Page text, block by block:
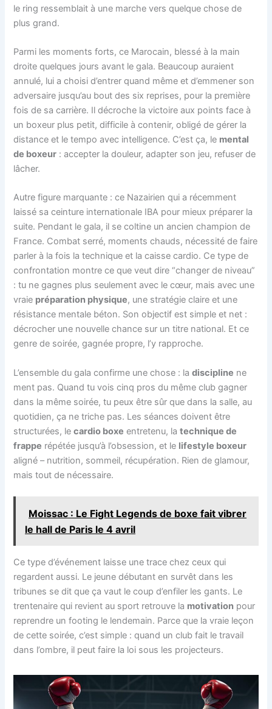
le ring ressemblait à une marche vers quelque chose de
plus grand.
Parmi les moments forts, ce Marocain, blessé à la main
droite quelques jours avant le gala. Beaucoup auraient
annulé, lui a choisi d’entrer quand même et d’emmener son
adversaire jusqu’au bout des six reprises, pour la première
fois de sa carrière. Il décroche la victoire aux points face à
un boxeur plus petit, difficile à contenir, obligé de gérer la
distance et le tempo avec intelligence. C’est ça, le mental
de boxeur : accepter la douleur, adapter son jeu, refuser de
lâcher.
Autre figure marquante : ce Nazairien qui a récemment
laissé sa ceinture internationale IBA pour mieux préparer la
suite. Pendant le gala, il se coltine un ancien champion de
France. Combat serré, moments chauds, nécessité de faire
parler à la fois la technique et la caisse cardio. Ce type de
confrontation montre ce que veut dire “changer de niveau”
: tu ne gagnes plus seulement avec le cœur, mais avec une
vraie préparation physique, une stratégie claire et une
résistance mentale béton. Son objectif est simple et net :
décrocher une nouvelle chance sur un titre national. Et ce
genre de soirée, gagnée propre, l’y rapproche.
L’ensemble du gala confirme une chose : ladiscipline ne
ment pas. Quand tu vois cinq pros du même club gagner
dans la même soirée, tu peux être sûr que dans la salle, au
quotidien, ça ne triche pas. Les séances doivent être
structurées, lecardio boxe entretenu, latechnique de
frappe répétée jusqu’à l’obsession, et le lifestyle boxeur
aligné – nutrition, sommeil, récupération. Rien de glamour,
mais tout de nécessaire.
Moissac : Le Fight Legends de boxe fait vibrer
le hall de Paris le 4 avril
Ce type d’événement laisse une trace chez ceux qui
regardent aussi. Le jeune débutant en survêt dans les
tribunes se dit que ça vaut le coup d’enfiler les gants. Le
trentenaire qui revient au sport retrouve la motivation pour
reprendre un footing le lendemain. Parce que la vraie leçon
de cette soirée, c’est simple : quand un club fait le travail
dans l’ombre, il peut faire la loi sous les projecteurs.